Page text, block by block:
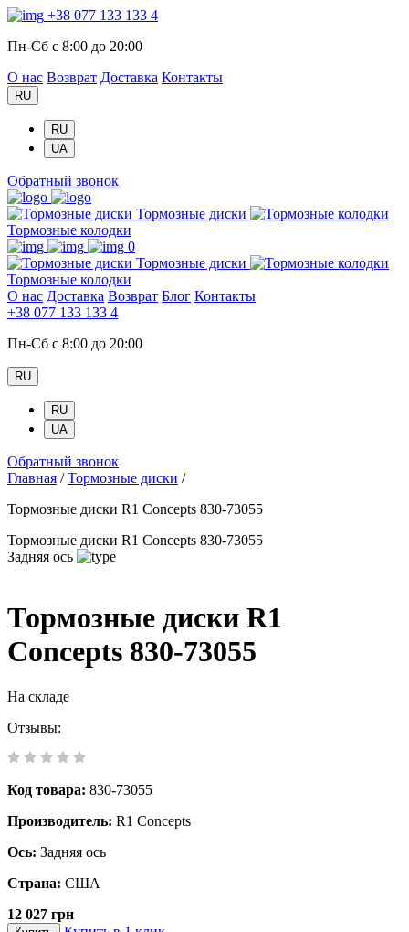
+38 077 133 133 4
Пн-Сб с 8:00 до 20:00
О нас Возврат Доставка Контакты
RU
RU
UA
Обратный звонок
Тормозные диски
Тормозные колодки
0
Тормозные диски
Тормозные колодки
О нас Доставка Возврат Блог Контакты
+38 077 133 133 4
Пн-Сб с 8:00 до 20:00
RU
RU
UA
Обратный звонок
Главная / Тормозные диски /
Тормозные диски R1 Concepts 830-73055
Тормозные диски R1 Concepts 830-73055
Задняя ось
Тормозные диски R1
Concepts 830-73055
На складе
Отзывы:
Код товара: 830-73055
Производитель: R1 Concepts
Ось: Задняя ось
Страна: США
12 027 грн